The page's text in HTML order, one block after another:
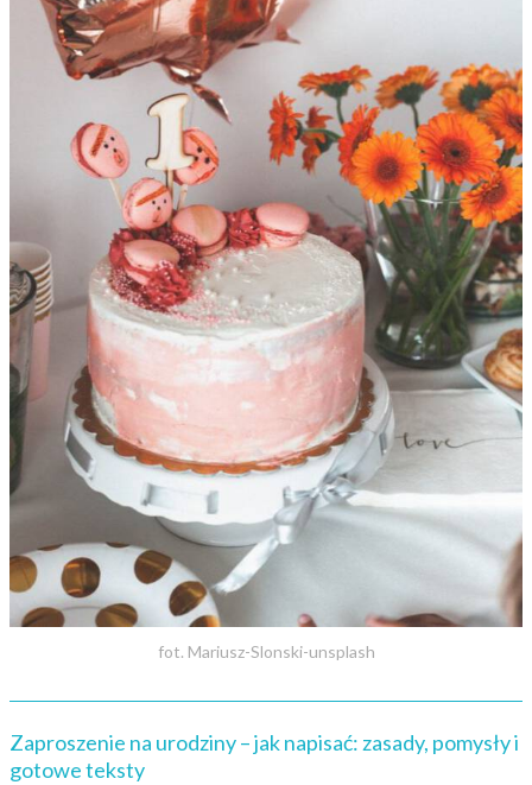
fot. Mariusz-Slonski-unsplash
Zaproszenie na urodziny – jak napisać: zasady, pomysły i
gotowe teksty